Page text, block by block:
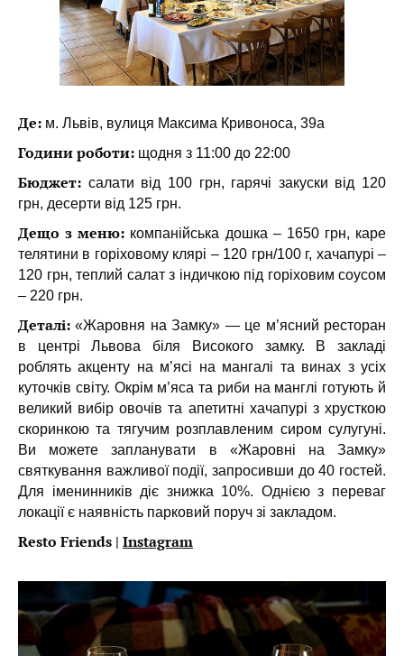
Де: м. Львів, вулиця Максима Кривоноса, 39а
Години роботи: щодня з 11:00 до 22:00
Бюджет: салати від 100 грн, гарячі закуски від 120
грн, десерти від 125 грн.
Дещо з меню: компанійська дошка – 1650 грн, каре
телятини в горіховому клярі – 120 грн/100 г, хачапурі –
120 грн, теплий салат з індичкою під горіховим соусом
– 220 грн.
Деталі: «Жаровня на Замку» — це м’ясний ресторан
в центрі Львова біля Високого замку. В закладі
роблять акценту на м’ясі на мангалі та винах з усіх
куточків світу. Окрім м’яса та риби на манглі готують й
великий вибір овочів та апетитні хачапурі з хрусткою
скоринкою та тягучим розплавленим сиром сулугуні.
Ви можете запланувати в «Жаровні на Замку»
святкування важливої події, запросивши до 40 гостей.
Для іменинників діє знижка 10%. Однією з переваг
локації є наявність парковий поруч зі закладом.
Resto Friends | Instagram